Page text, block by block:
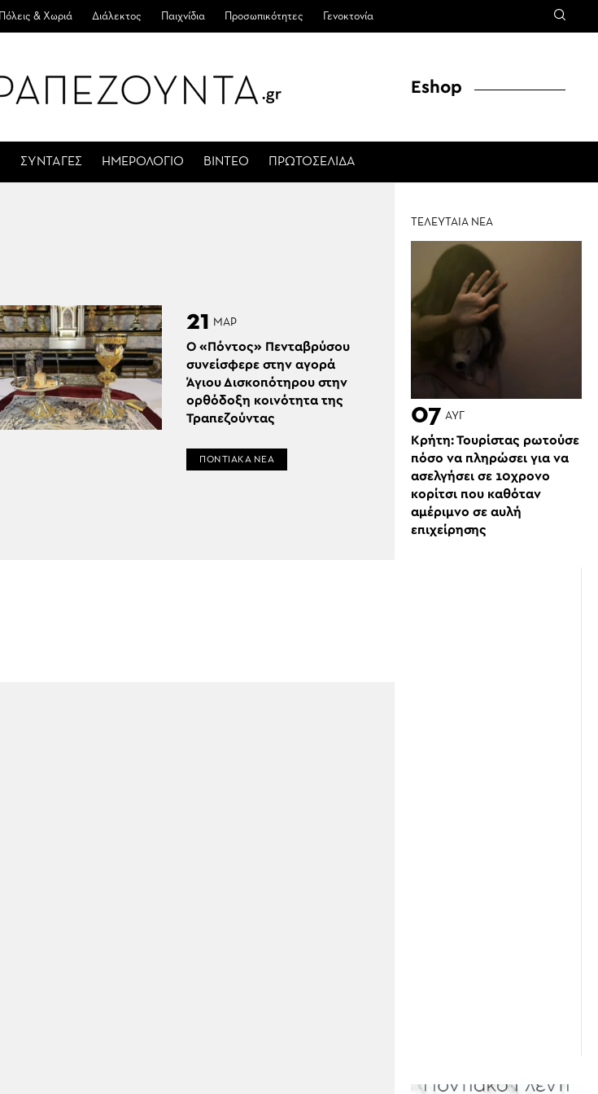
Πόλεις & Χωριά Διάλεκτος Παιχνίδια Προσωπικότητες Γενοκτονία
ΣΥΝΤΑΓΕΣ ΗΜΕΡΟΛΟΓΙΟ ΒΙΝΤΕΟ ΠΡΩΤΟΣΕΛΙΔΑ
Eshop
21 ΜΑΡ
Ο «Πόντος» Πενταβρύσου
συνείσφερε στην αγορά
Άγιου Δισκοπότηρου στην
ορθόδοξη κοινότητα της
Τραπεζούντας
ΠΟΝΤΙΑΚΑ ΝΕΑ
ΤΕΛΕΥΤΑΙΑ ΝΕΑ
07 ΑΥΓ
Κρήτη: Τουρίστας ρωτούσε
πόσο να πληρώσει για να
ασελγήσει σε 10χρονο
κορίτσι που καθόταν
αμέριμνο σε αυλή
επιχείρησης